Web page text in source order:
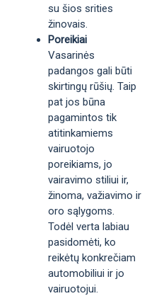
su šios srities
žinovais.
Poreikiai
Vasarinės
padangos gali būti
skirtingų rūšių. Taip
pat jos būna
pagamintos tik
atitinkamiems
vairuotojo
poreikiams, jo
vairavimo stiliui ir,
žinoma, važiavimo ir
oro sąlygoms.
Todėl verta labiau
pasidomėti, ko
reikėtų konkrečiam
automobiliui ir jo
vairuotojui.